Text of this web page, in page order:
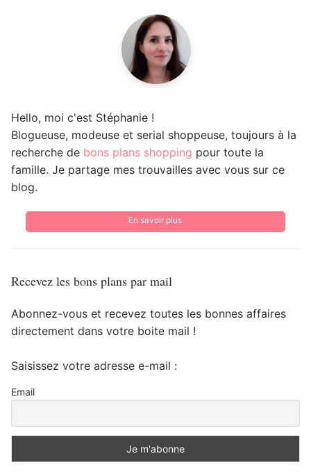
Hello, moi c'est Stéphanie !
Blogueuse, modeuse et serial shoppeuse, toujours à la
recherche de bons plans shopping pour toute la
famille. Je partage mes trouvailles avec vous sur ce
blog.
En savoir plus
Recevez les bons plans par mail
Abonnez-vous et recevez toutes les bonnes affaires
directement dans votre boite mail !
Saisissez votre adresse e-mail :
Email